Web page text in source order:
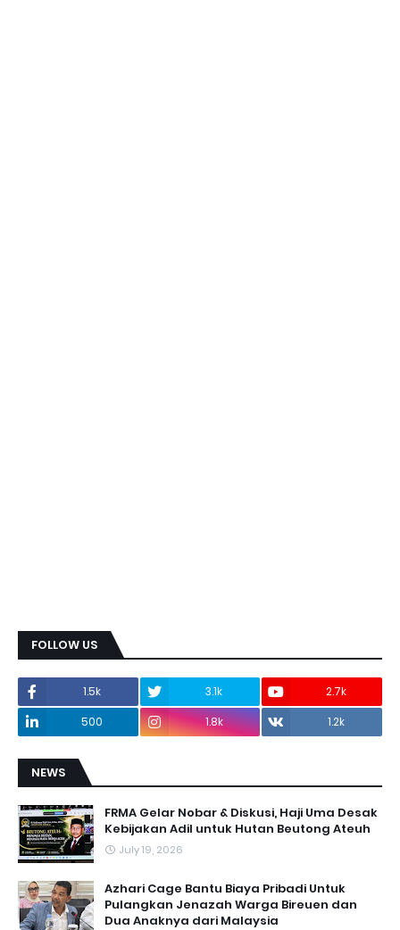
FOLLOW US
1.5k 3.1k
2.7k
500
1.8k 1.2k
NEWS
FRMA Gelar Nobar & Diskusi, Haji Uma Desak
Kebijakan Adil untuk Hutan Beutong Ateuh
July 19, 2026
Azhari Cage Bantu Biaya Pribadi Untuk
Pulangkan Jenazah Warga Bireuen dan
Dua Anaknya dari Malaysia